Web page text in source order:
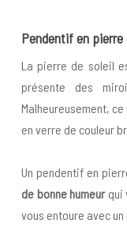
Pendentif en pierre
La pierre de soleil
présente des
Malheureusement,
en verre de couleur
Un pendentif en
de bonne humeurqui
vous entoure avec